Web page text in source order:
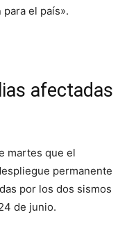
el país».
afectadas
martes que el
permanente
por los dos sismos
de junio.